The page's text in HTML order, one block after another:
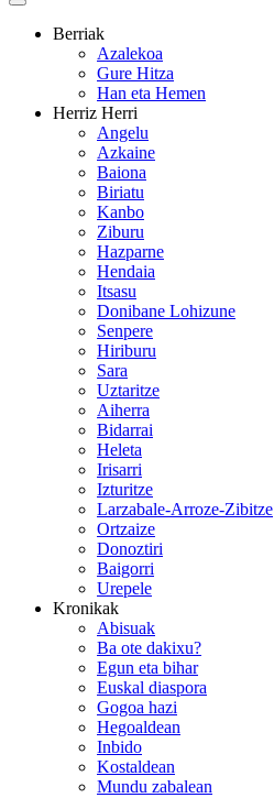
Berriak
Azalekoa
Gure Hitza
Han eta Hemen
Herriz Herri
Angelu
Azkaine
Baiona
Biriatu
Kanbo
Ziburu
Hazparne
Hendaia
Itsasu
Donibane Lohizune
Senpere
Hiriburu
Sara
Uztaritze
Aiherra
Bidarrai
Heleta
Irisarri
Izturitze
Larzabale-Arroze-Zibitze
Ortzaize
Donoztiri
Baigorri
Urepele
Kronikak
Abisuak
Ba ote dakixu?
Egun eta bihar
Euskal diaspora
Gogoa hazi
Hegoaldean
Inbido
Kostaldean
Mundu zabalean